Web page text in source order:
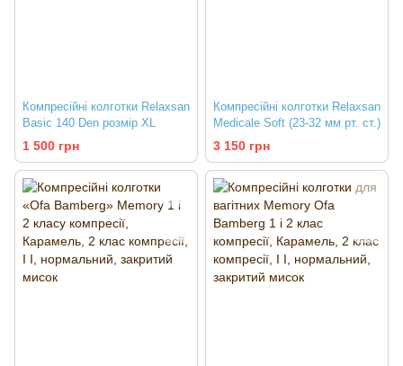
Компресійні колготки Relaxsan
Basic 140 Den розмір XL
1 500 грн
Компресійні колготки Relaxsan
Medicale Soft (23-32 мм рт. ст.)
3 150 грн